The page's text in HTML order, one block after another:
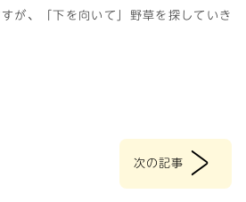
が、「下を向いて」野草を探していき
次の記事 >